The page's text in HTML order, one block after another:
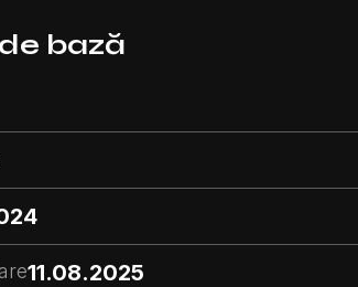
bază
11.08.2025